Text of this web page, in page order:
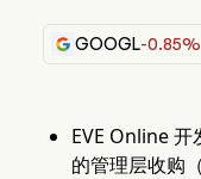
GOOGL-0.85%
EVE Online 开
的管理层收购